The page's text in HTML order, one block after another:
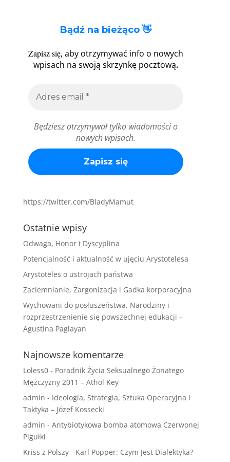
Bądź na bieżąco 👋
Zapisz się, aby otrzymywać info o nowych
wpisach na swoją skrzynkę pocztową.
Będziesz otrzymywał tylko wiadomości o
nowych wpisach.
https://twitter.com/BladyMamut
Ostatnie wpisy
Odwaga, Honor i Dyscyplina
Potencjalność i aktualność w ujęciu Arystotelesa
Arystoteles o ustrojach państwa
Zaciemnianie, Żargonizacja i Gadka korporacyjna
Wychowani do posłuszeństwa. Narodziny i
rozprzestrzenienie się powszechnej edukacji –
Agustina Paglayan
Najnowsze komentarze
Loless0- Poradnik Życia Seksualnego Żonatego
Mężczyzny 2011 – Athol Key
admin - Ideologia, Strategia, Sztuka Operacyjna i
Taktyka – Józef Kossecki
admin - Antybiotykowa bomba atomowa Czerwonej
Pigułki
Kriss z Polszy- Karl Popper: Czym Jest Dialektyka?